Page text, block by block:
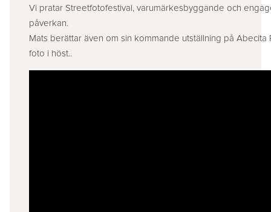
Vi pratar Streetfotofestival, varumärkesbyggande och
påverkan.
Mats berättar även om sin kommande utställning på Abecita
foto i höst..